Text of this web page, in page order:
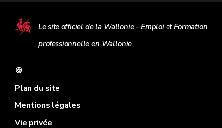
Le site officiel de la Wallonie - Emploi et Formation
professionnelle en Wallonie
🍪
Plan du site
Mentions légales
Vie privée